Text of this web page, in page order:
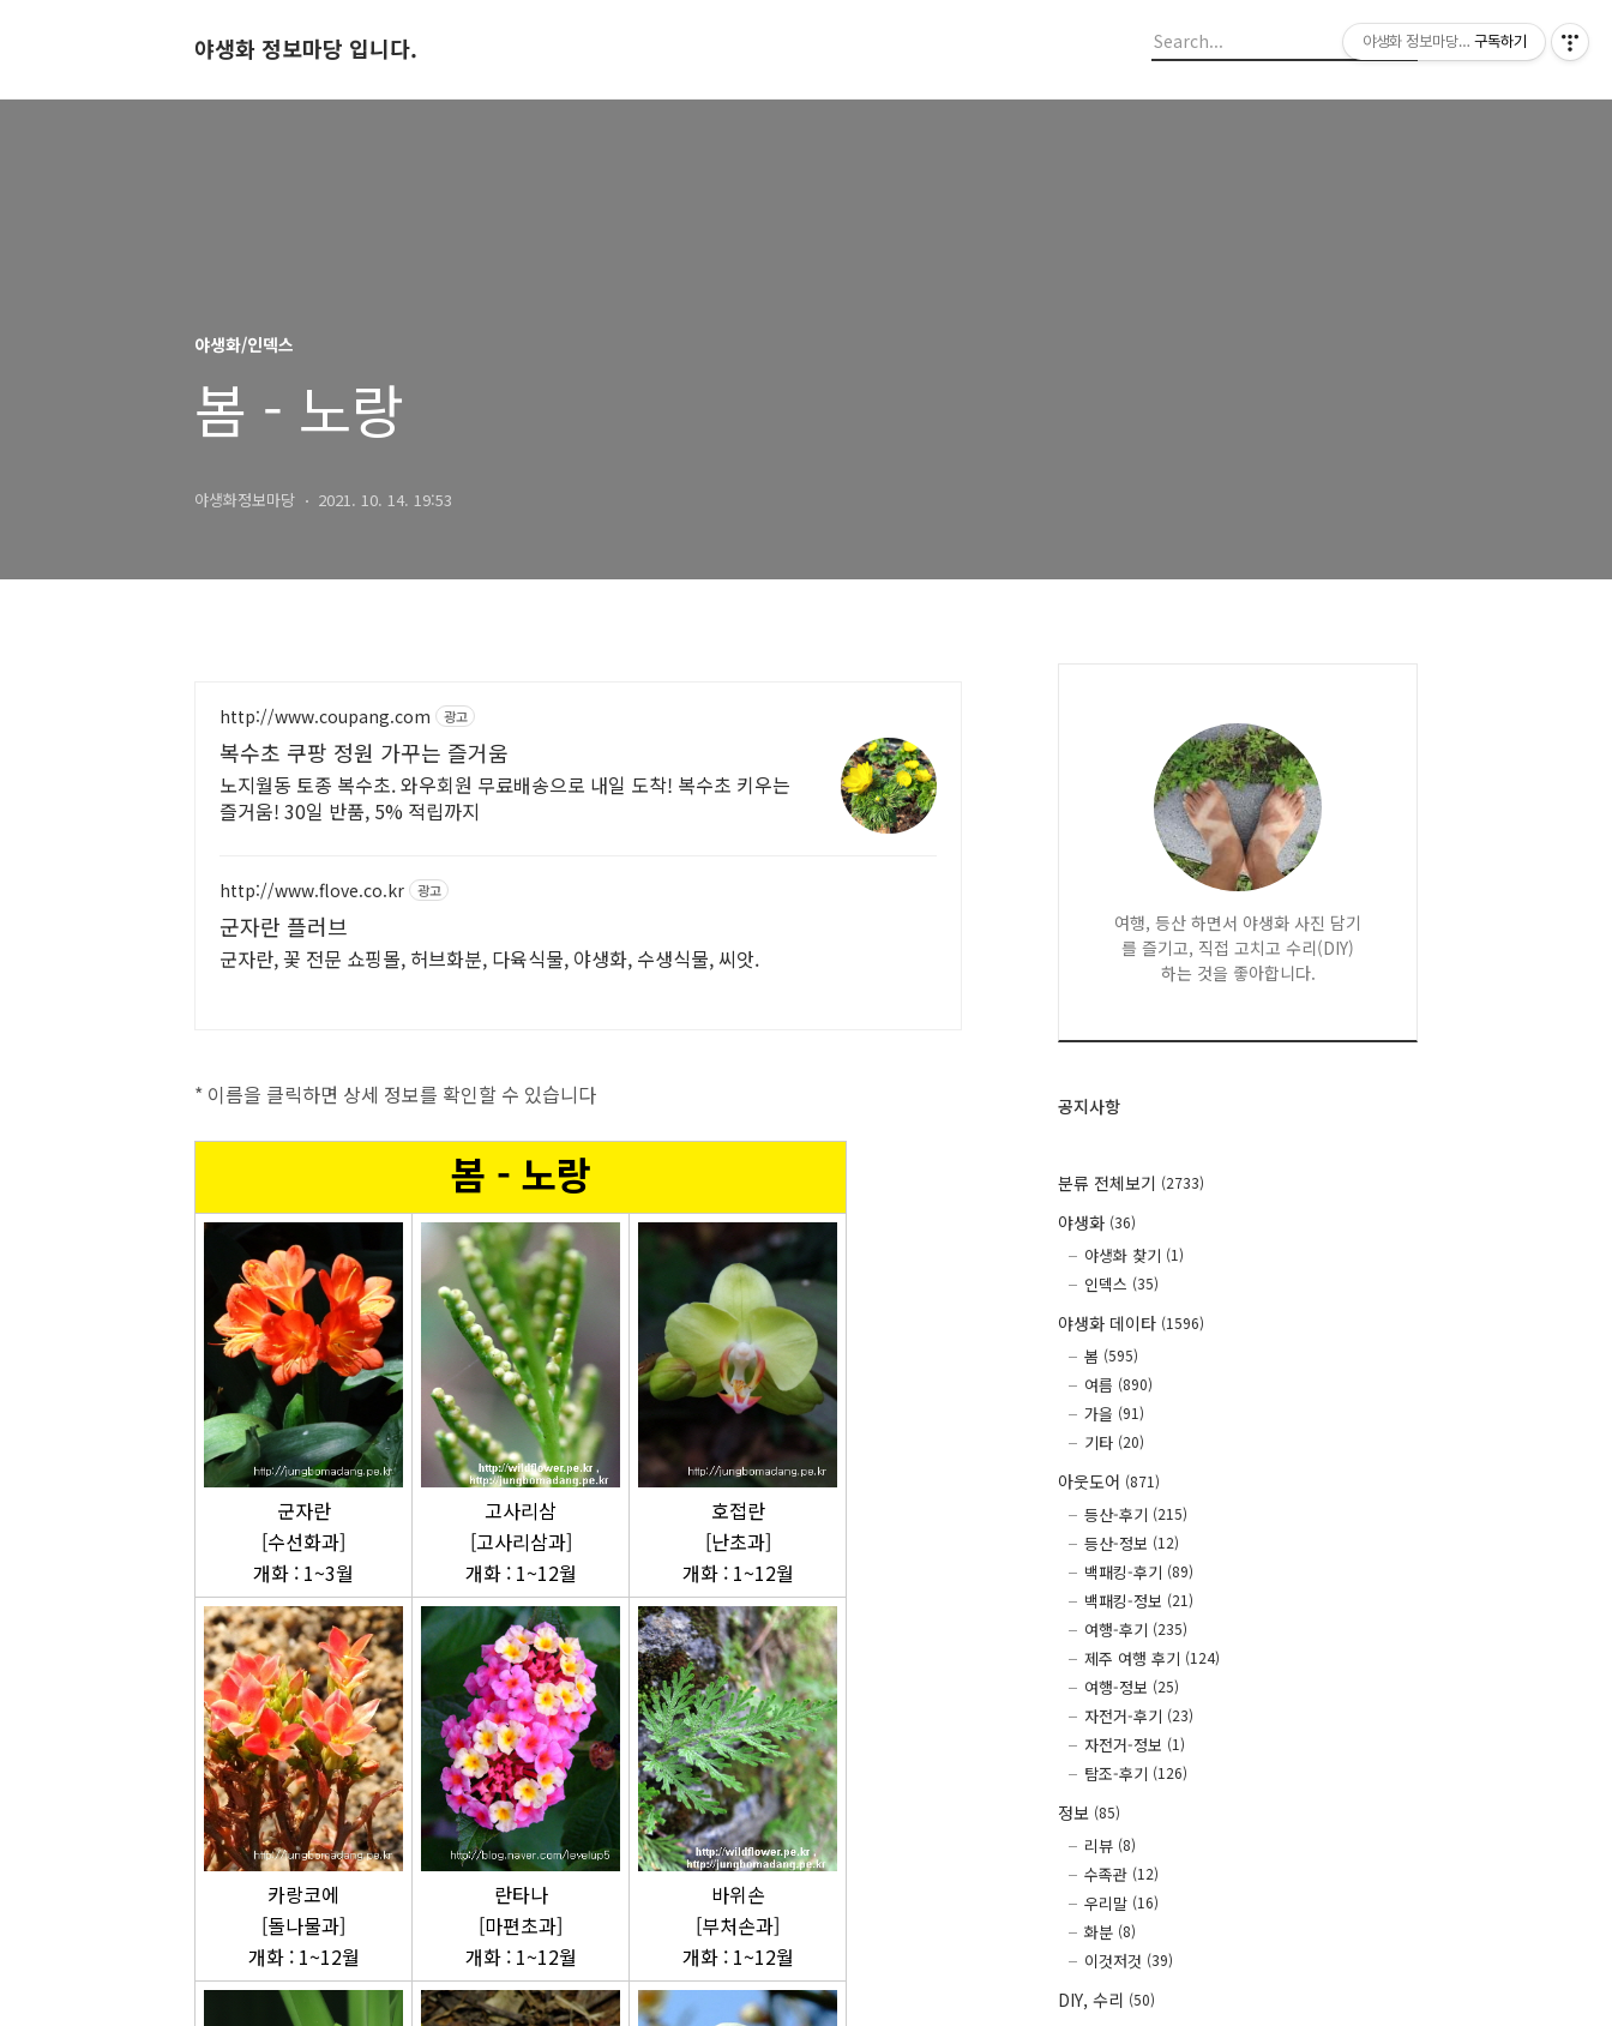
야생화 정보마당 입니다.
야생화/인덱스
봄 - 노랑
야생화정보마당 2021. 10. 14. 19:53
http://www.coupang.com 광고
복수초 쿠팡 정원 가꾸는 즐거움
노지월동 토종 복수초. 와우회원 무료배송으로 내일 도착! 복수초 키우는
즐거움! 30일 반품, 5% 적립까지
http://www.flove.co.kr 광고
군자란 플러브
군자란, 꽃 전문 쇼핑몰, 허브화분, 다육식물, 야생화, 수생식물, 씨앗.
* 이름을 클릭하면 상세 정보를 확인할 수 있습니다
봄 - 노랑
군자란
[수선화과]
개화 : 1~3월
고사리삼
[고사리삼과]
개화 : 1~12월
호접란
[난초과]
개화 : 1~12월
카랑코에
[돌나물과]
개화 : 1~12월
란타나
[마편초과]
개화 : 1~12월
바위손
[부처손과]
개화 : 1~12월
여행, 등산 하면서 야생화 사진 담기
를 즐기고, 직접 고치고 수리(DIY)
하는 것을 좋아합니다.
공지사항
분류 전체보기 (2733)
야생화 (36)
야생화 찾기 (1)
인덱스 (35)
야생화 데이타 (1596)
봄 (595)
여름 (890)
가을 (91)
기타 (20)
아웃도어 (871)
등산-후기 (215)
등산-정보 (12)
백패킹-후기 (89)
백패킹-정보 (21)
여행-후기 (235)
제주 여행 후기 (124)
여행-정보 (25)
자전거-후기 (23)
자전거-정보 (1)
탐조-후기 (126)
정보 (85)
리뷰 (8)
수족관 (12)
우리말 (16)
화분 (8)
이것저것 (39)
DIY, 수리 (50)
야생화 정보마당 입니다.
구독하기